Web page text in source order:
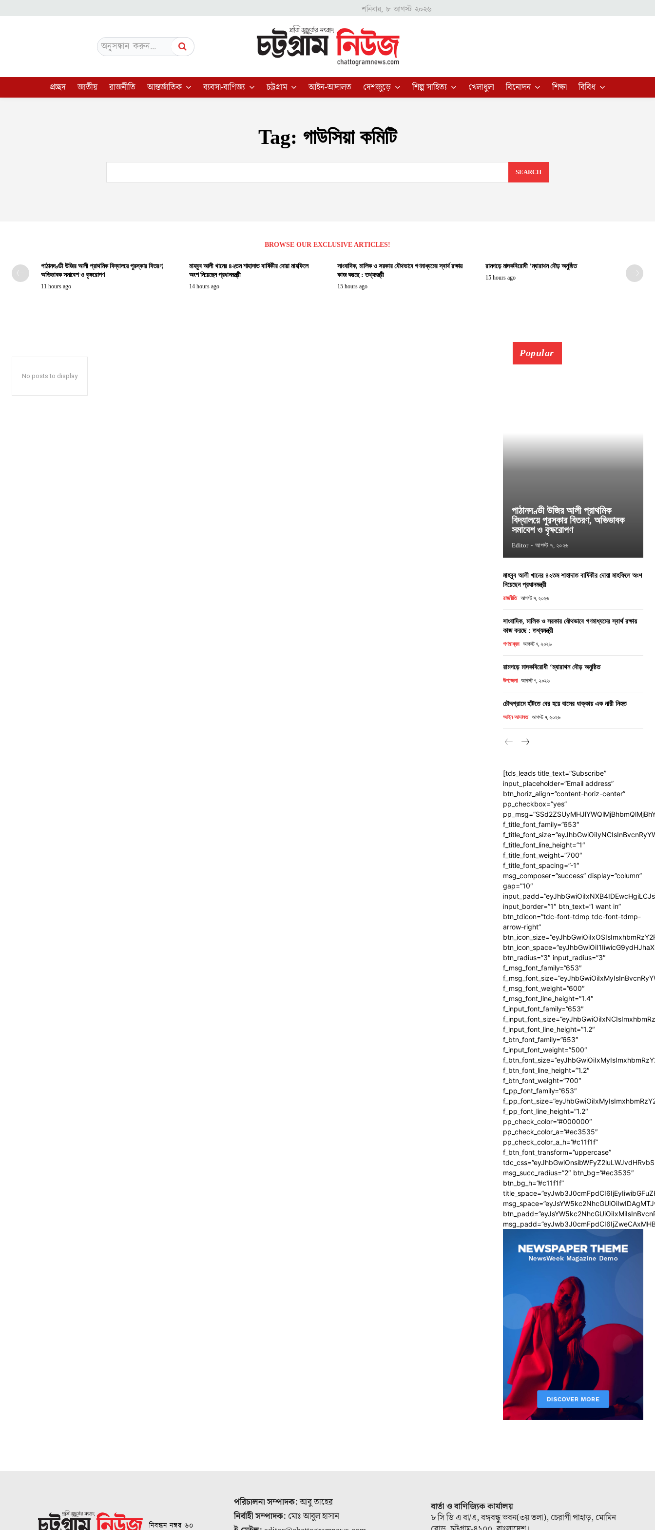
শনিবার, ৮ আগস্ট ২০২৬
অনুসন্ধান করুন...
প্রচ্ছদ জাতীয় রাজনীতি আন্তর্জাতিক ব্যবসা-বাণিজ্য চট্টগ্রাম আইন-আদালত দেশজুড়ে শিল্প সাহিত্য খেলাধুলা বিনোদন শিক্ষা বিবিধ
Tag: গাউসিয়া কমিটি
SEARCH
BROWSE OUR EXCLUSIVE ARTICLES!
পাঠানদণ্ডী উজির আলী প্রাথমিক বিদ্যালয়ে পুরস্কার বিতরণ,
অভিভাবক সমাবেশ ও বৃক্ষরোপণ
11 hours ago
মাহবুব আলী খানের ৪২তম শাহাদাত বার্ষিকীর দোয়া মাহফিলে
অংশ নিয়েছেন প্রধানমন্ত্রী
14 hours ago
সাংবাদিক, মালিক ও সরকার যৌথভাবে গণমাধ্যমের স্বার্থ রক্ষায়
কাজ করছে : তথ্যমন্ত্রী
15 hours ago
রামগড়ে মাদকবিরোধী ‘ম্যারাথন দৌড় অনুষ্ঠিত
15 hours ago
No posts to display
Popular
পাঠানদণ্ডী উজির আলী প্রাথমিক
বিদ্যালয়ে পুরস্কার বিতরণ, অভিভাবক
সমাবেশ ও বৃক্ষরোপণ
Editor - আগস্ট ৭, ২০২৬
মাহবুব আলী খানের ৪২তম শাহাদাত বার্ষিকীর দোয়া মাহফিলে অংশ
নিয়েছেন প্রধানমন্ত্রী
রাজনীতি আগস্ট ৭, ২০২৬
সাংবাদিক, মালিক ও সরকার যৌথভাবে গণমাধ্যমের স্বার্থ রক্ষায়
কাজ করছে : তথ্যমন্ত্রী
গণমাধ্যম আগস্ট ৭, ২০২৬
রামগড়ে মাদকবিরোধী ‘ম্যারাথন দৌড় অনুষ্ঠিত
উপজেলা আগস্ট ৭, ২০২৬
চৌদ্দগ্রামে হাঁটতে বের হয়ে বাসের ধাক্কায় এক নারী নিহত
আইন-আদালত আগস্ট ৭, ২০২৬
[tds_leads title_text=”Subscribe”
input_placeholder=”Email address”
btn_horiz_align=”content-horiz-center”
pp_checkbox=”yes”
f_title_font_family=”653″
f_title_font_line_height=”1″
f_title_font_weight=”700″
f_title_font_spacing=”-1″
msg_composer=”success” display=”column”
gap=”10″
input_border=”1″ btn_text=”I want in”
btn_tdicon=”tdc-font-tdmp tdc-font-tdmp-
arrow-right”
btn_radius=”3″ input_radius=”3″
f_msg_font_family=”653″
f_msg_font_weight=”600″
f_msg_font_line_height=”1.4″
f_input_font_family=”653″
f_input_font_line_height=”1.2″
f_btn_font_family=”653″
f_input_font_weight=”500″
f_btn_font_line_height=”1.2″
f_btn_font_weight=”700″
f_pp_font_family=”653″
f_pp_font_line_height=”1.2″
pp_check_color=”#000000″
pp_check_color_a=”#ec3535″
pp_check_color_a_h=”#c11f1f”
f_btn_font_transform=”uppercase”
msg_succ_radius=”2″ btn_bg=”#ec3535″
btn_bg_h=”#c11f1f”
নিবন্ধন নম্বর ৬০
পরিচালনা সম্পাদক:আবু তাহের
নির্বাহী সম্পাদক: মোঃ আবুল হাসান
বার্তা ও বাণিজ্যিক কার্যালয়
৮ সি ডি এ বা/এ, বঙ্গবন্ধু ভবন(৩য় তলা), চেরাগী পাহাড়, মোমিন